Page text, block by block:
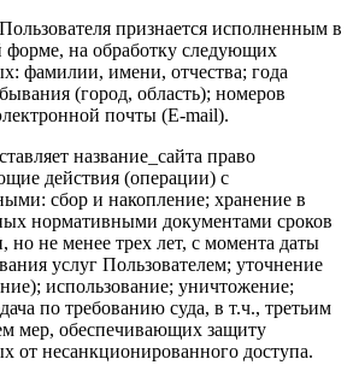
признается исполненным в
форме, на обработку следующих
фамилии, имени, отчества; года
(город, область); номеров
почты (E-mail).
название_сайта право
действия (операции) с
сбор и накопление; хранение в
нормативными документами сроков
но не менее трех лет, с момента даты
услуг Пользователем; уточнение
использование; уничтожение;
по требованию суда, в т.ч., третьим
мер, обеспечивающих защиту
от несанкционированного доступа.